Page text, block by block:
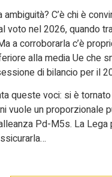
C’è chi è
voto nel 2026, quando
a corroborarla c’è
alla media Ue che
di bilancio per il
queste voci: si è
vuole un proporzionale
Pd-M5s. La